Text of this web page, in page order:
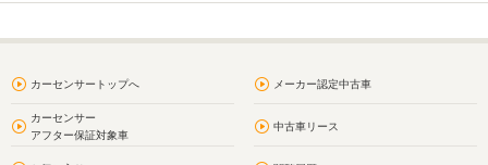
カーセンサートップへ メーカー認定中古車
カーセンサー
アフター保証対象車
中古車リース